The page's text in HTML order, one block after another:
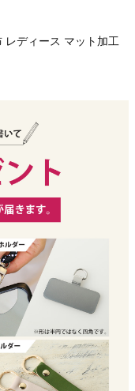
レディース マット加工